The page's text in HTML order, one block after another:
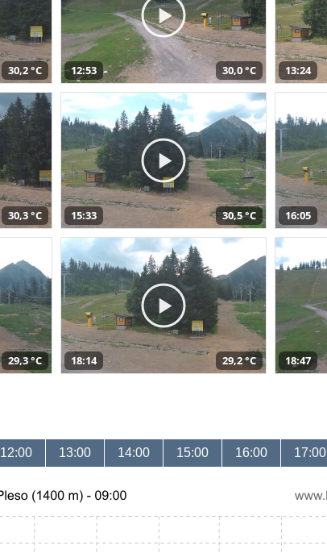
30,2 °C 12:53 30,0 °C 13:24
30,3 °C 15:33 30,5 °C 16:05
29,3 °C 18:14 29,2 °C 18:47
12:00 13:00 14:00 15:00 16:00 17:00